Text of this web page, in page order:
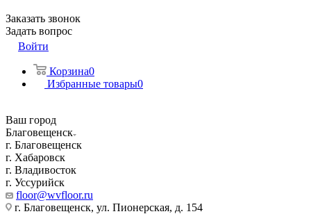
Заказать звонок
Задать вопрос
Войти
Корзина0
Избранные товары0
Ваш город
Благовещенск
г. Благовещенск
г. Хабаровск
г. Владивосток
г. Уссурийск
floor@wvfloor.ru
г. Благовещенск, ул. Пионерская, д. 154